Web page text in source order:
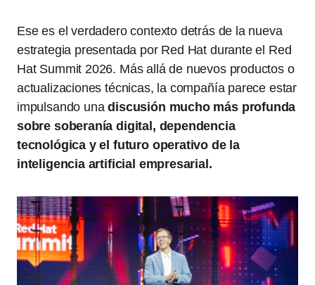
Ese es el verdadero contexto detrás de la nueva
estrategia presentada por Red Hat durante el Red
Hat Summit 2026. Más allá de nuevos productos o
actualizaciones técnicas, la compañía parece estar
impulsando unadiscusión mucho más profunda
sobre soberanía digital, dependencia
tecnológica y el futuro operativo de la
inteligencia artificial empresarial.